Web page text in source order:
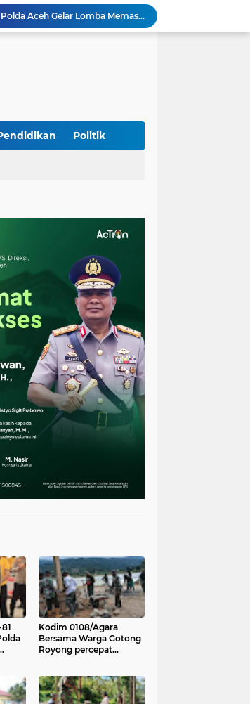
Babinsa Simpang Tiga Monitoring Harga Sembako, Pastikan Stabilitas dan Ketersediaan Bahan Pokok
Babinsa Lembah Seulawah Perkuat Sinergi dengan Tenaga Pendidik, Tekankan Pencegahan Kenakalan Remaja dan Bahaya Narkoba
Rp 2,5 Triliun Dana Kementan untuk Bencana, Pemerintah Aceh kelola Rp 9,7 M
Politik
Kodim 0108/Agara
Bersama Warga Gotong
Royong percepat
Desa Gulo Aceh
Tenggara